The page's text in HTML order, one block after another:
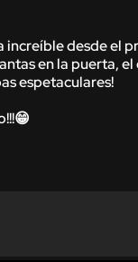
increíble desde el
en la puerta,
espetaculares!